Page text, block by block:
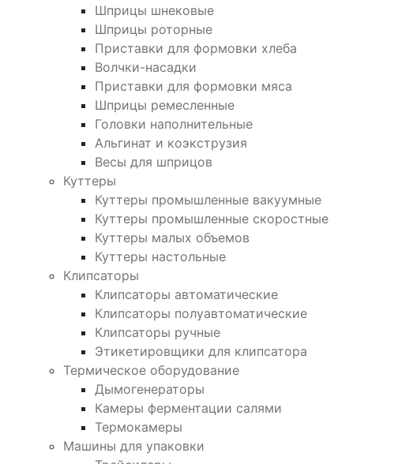
Шприцы шнековые
Шприцы роторные
Приставки для формовки хлеба
Волчки-насадки
Приставки для формовки мяса
Шприцы ремесленные
Головки наполнительные
Альгинат и коэкструзия
Весы для шприцов
Куттеры
Куттеры промышленные вакуумные
Куттеры промышленные скоростные
Куттеры малых объемов
Куттеры настольные
Клипсаторы
Клипсаторы автоматические
Клипсаторы полуавтоматические
Клипсаторы ручные
Этикетировщики для клипсатора
Термическое оборудование
Дымогенераторы
Камеры ферментации салями
Термокамеры
Машины для упаковки